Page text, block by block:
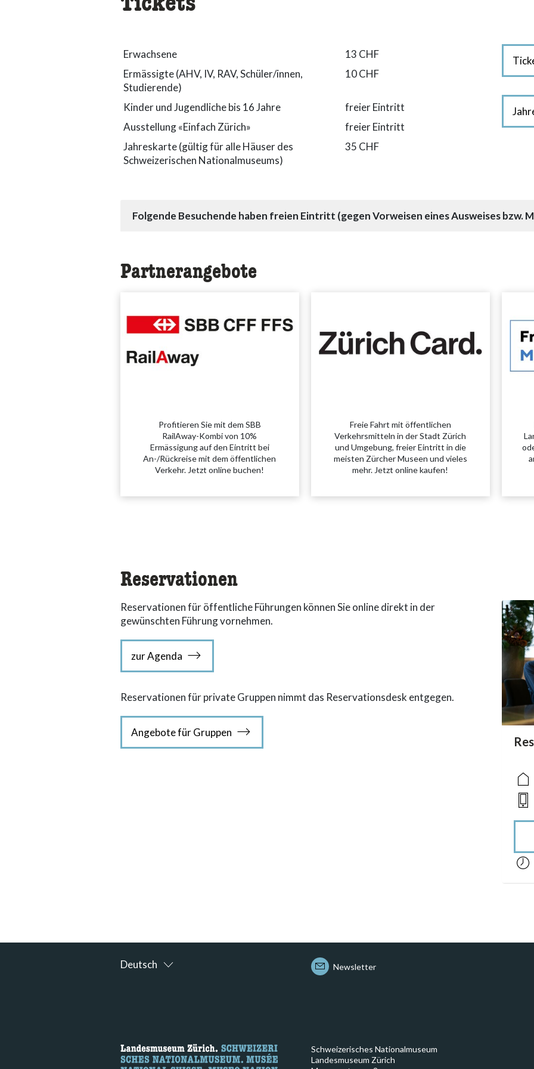
Erwachsene
13 CHF
Ermässigte (AHV, IV, RAV, Schüler/innen,
Studierende)
10 CHF
Kinder und Jugendliche bis 16 Jahre
freier Eintritt
Ausstellung «Einfach Zürich»
freier Eintritt
Jahreskarte (gültig für alle Häuser des
Schweizerischen Nationalmuseums)
35 CHF
Folgende Besuchende haben freien Eintritt (gegen Vorweisen eines Ausweises bzw.
Partnerangebote
Profitieren Sie mit dem SBB
RailAway-Kombi von 10%
Ermässigung auf den Eintritt bei
An-/Rückreise mit dem öffentlichen
Verkehr. Jetzt online buchen!
Freie Fahrt mit öffentlichen
Verkehrsmitteln in der Stadt Zürich
und Umgebung, freier Eintritt in die
meisten Zürcher Museen und vieles
mehr. Jetzt online kaufen!
Reservationen
Reservationen für öffentliche Führungen können Sie online direkt in der
gewünschten Führung vornehmen.
zur Agenda
Reservationen für private Gruppen nimmt das Reservationsdesk entgegen.
Angebote für Gruppen
Deutsch Newsletter
Schweizerisches Nationalmuseum
Landesmuseum Zürich